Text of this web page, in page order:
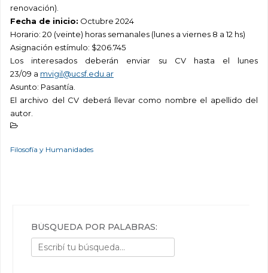
renovación).
Fecha de inicio: Octubre 2024
Horario: 20 (veinte) horas semanales (lunes a viernes 8 a 12 hs)
Asignación estímulo: $206.745
Los interesados deberán enviar su CV hasta el lunes
23/09 a mvigil@ucsf.edu.ar
Asunto: Pasantía.
El archivo del CV deberá llevar como nombre el apellido del
autor.
Filosofía y Humanidades
BÚSQUEDA POR PALABRAS: